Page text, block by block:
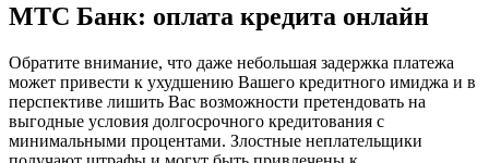
МТС Банк: оплата кредита онлайн
Обратите внимание, что даже небольшая задержка платежа
может привести к ухудшению Вашего кредитного имиджа и в
перспективе лишить Вас возможности претендовать на
выгодные условия долгосрочного кредитования с
минимальными процентами. Злостные неплательщики